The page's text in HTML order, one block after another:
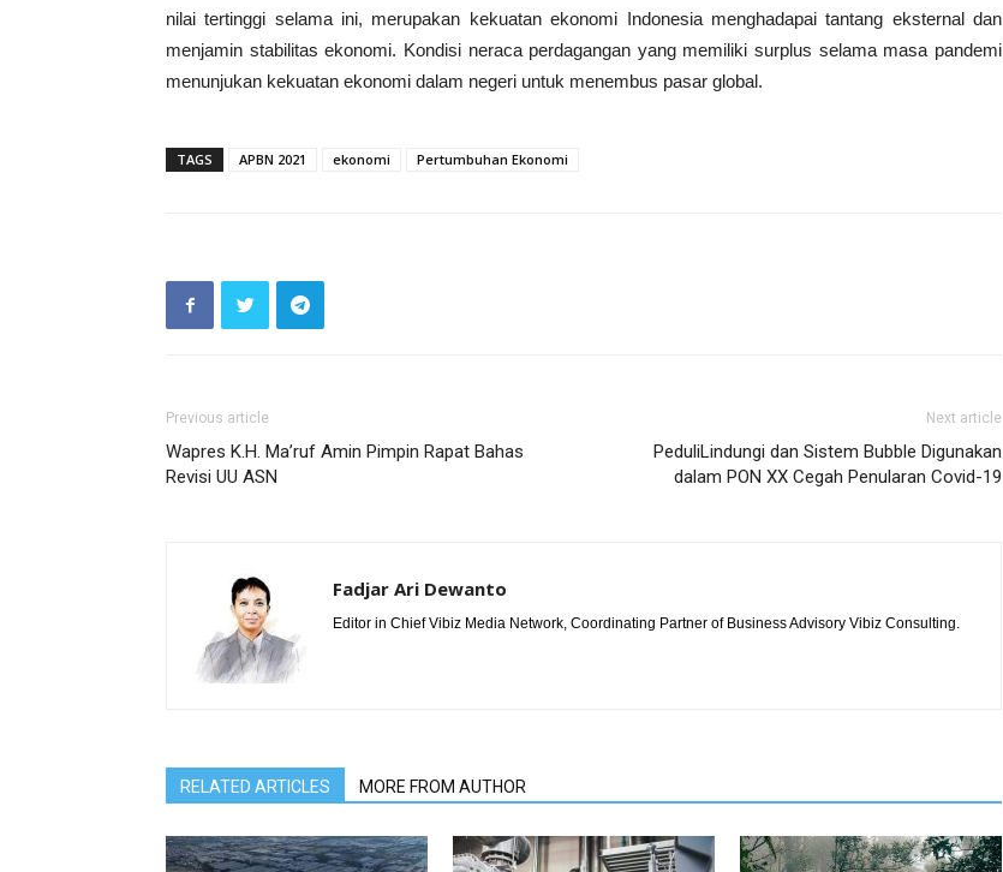
nilai tertinggi selama ini, merupakan kekuatan ekonomi Indonesia menghadapai tantang eksternal dan
menjamin stabilitas ekonomi. Kondisi neraca perdagangan yang memiliki surplus selama masa pandemi
menunjukan kekuatan ekonomi dalam negeri untuk menembus pasar global.
TAGS APBN 2021 ekonomi Pertumbuhan Ekonomi
Previous article
Wapres K.H. Ma’ruf Amin Pimpin Rapat Bahas
Revisi UU ASN
Next article
PeduliLindungi dan Sistem Bubble Digunakan
dalam PON XX Cegah Penularan Covid-19
Fadjar Ari Dewanto
Editor in Chief Vibiz Media Network, Coordinating Partner of Business Advisory Vibiz Consulting.
RELATED ARTICLES MORE FROM AUTHOR